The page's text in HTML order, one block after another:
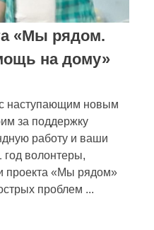
«Мы рядом.
на дому»
наступающим новым
за поддержку
работу и ваши
волонтеры,
проекта «Мы рядом»
проблем ...